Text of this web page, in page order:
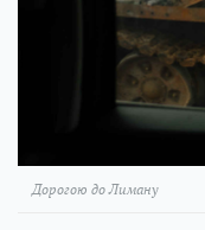
Дорогою до Лиману